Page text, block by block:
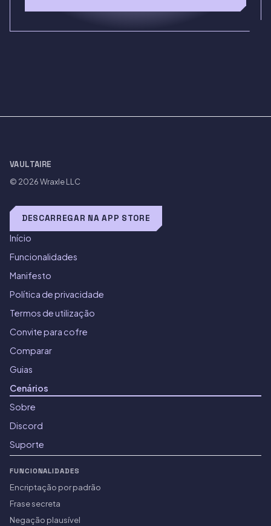
VAULTAIRE
© 2026Wraxle LLC
DESCARREGAR NA APP STORE
Início
Funcionalidades
Manifesto
Política de privacidade
Termos de utilização
Convite para cofre
Comparar
Guias
Cenários
Sobre
Discord
Suporte
FUNCIONALIDADES
Encriptação por padrão
Frase secreta
Negação plausível